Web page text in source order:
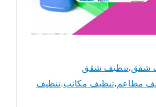
شقق،تنظيف شقق
مطاعم،تنظيف مكاتب،تنظيف